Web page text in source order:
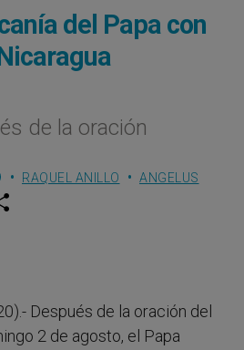
del Papa con
de la oración
RAQUEL ANILLO ANGELUS
Después de la oración del
2 de agosto, el Papa